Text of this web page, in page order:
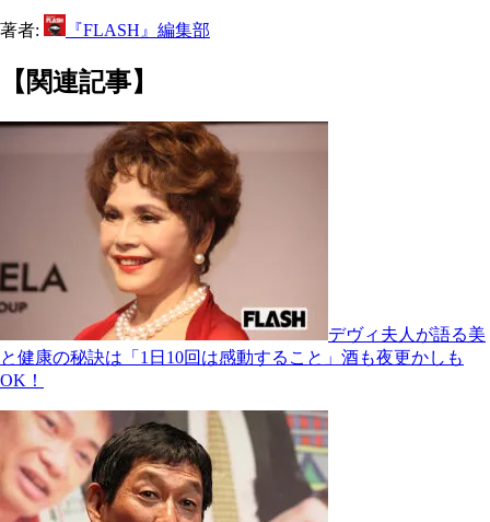
著者: 『FLASH』編集部
【関連記事】
デヴィ夫人が語る美
と健康の秘訣は「1日10回は感動すること」酒も夜更かしも
OK！